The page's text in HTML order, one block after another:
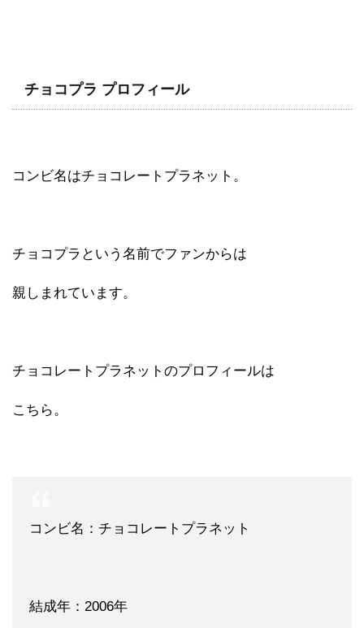
チョコプラ プロフィール
コンビ名はチョコレートプラネット。
チョコプラという名前でファンからは
親しまれています。
チョコレートプラネットのプロフィールは
こちら。
コンビ名：チョコレートプラネット
結成年：2006年